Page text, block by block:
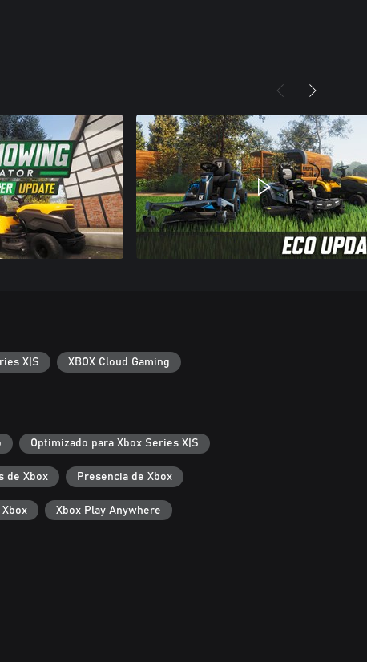
X|S XBOX Cloud Gaming
Optimizado para Xbox Series X|S
de Xbox Presencia de Xbox
Xbox Play Anywhere